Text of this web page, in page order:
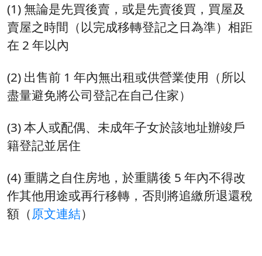
(1) 無論是先買後賣，或是先賣後買，買屋及
賣屋之時間（以完成移轉登記之日為準）相距
在 2 年以內
(2) 出售前 1 年內無出租或供營業使用（所以
盡量避免將公司登記在自己住家）
(3) 本人或配偶、未成年子女於該地址辦竣戶
籍登記並居住
(4) 重購之自住房地，於重購後 5 年內不得改
作其他用途或再行移轉，否則將追繳所退還稅
額（原文連結）